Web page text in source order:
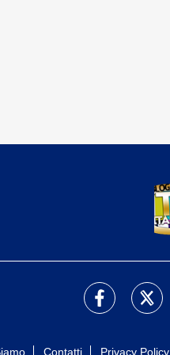
Contatti Privacy Policy